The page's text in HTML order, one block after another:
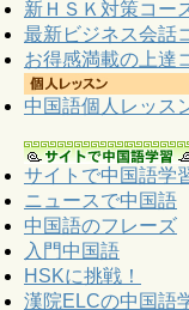
新ＨＳＫ対策コー
最新ビジネス会話
お得感満載の上達
中国語個人レッス
サイトで中国語学
ニュースで中国語
中国語のフレーズ
入門中国語
HSKに挑戦！
漢院ELCの中国語